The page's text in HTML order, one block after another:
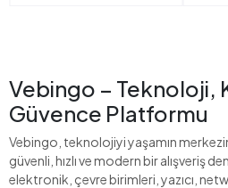
Vebingo – Teknoloji,
Güvence Platformu
Vebingo, teknolojiyi yaşamın
güvenli, hızlı ve modern bir alışveriş
elektronik, çevre birimleri, yazıcı,